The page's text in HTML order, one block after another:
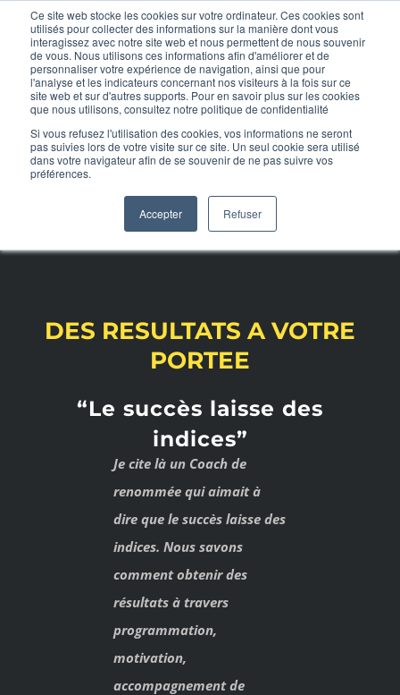
Ce site web stocke les cookies sur votre ordinateur. Ces cookies sont
utilisés pour collecter des informations sur la manière dont vous
interagissez avec notre site web et nous permettent de nous souvenir
de vous. Nous utilisons ces informations afin d'améliorer et de
personnaliser votre expérience de navigation, ainsi que pour
l'analyse et les indicateurs concernant nos visiteurs à la fois sur ce
site web et sur d'autres supports. Pour en savoir plus sur les cookies
que nous utilisons, consultez notre politique de confidentialité
Si vous refusez l'utilisation des cookies, vos informations ne seront
pas suivies lors de votre visite sur ce site. Un seul cookie sera utilisé
dans votre navigateur afin de se souvenir de ne pas suivre vos
préférences.
Accepter Refuser
content
MENU
POURQUOI TOTAL FORCE GYM ?
RESULTATS CLIENTS
ARTICLES
COACHING SPORTIF
CONTACT
RESULTATS & AVIS
Votre Satisfaction, Notre
Objectif
DES RESULTATS A VOTRE
PORTEE
“Le succès laisse des
indices”
Je cite là un Coach de
renommée qui aimait à
dire que le succès laisse des
indices. Nous savons
comment obtenir des
résultats à travers
programmation,
motivation,
accompagnement de